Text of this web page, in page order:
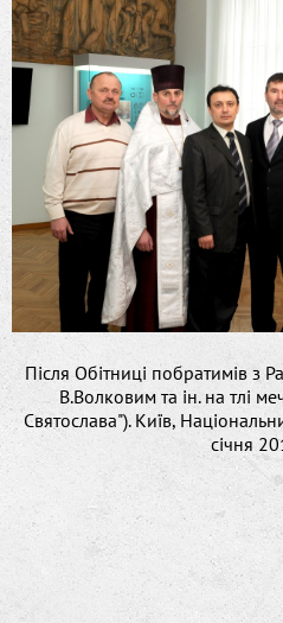
Після Обітниці побратимів з
В.Волковим та ін. на тлі
Святослава"). Київ,
січня